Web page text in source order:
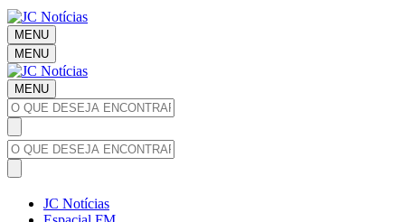
MENU
MENU
MENU
JC Notícias